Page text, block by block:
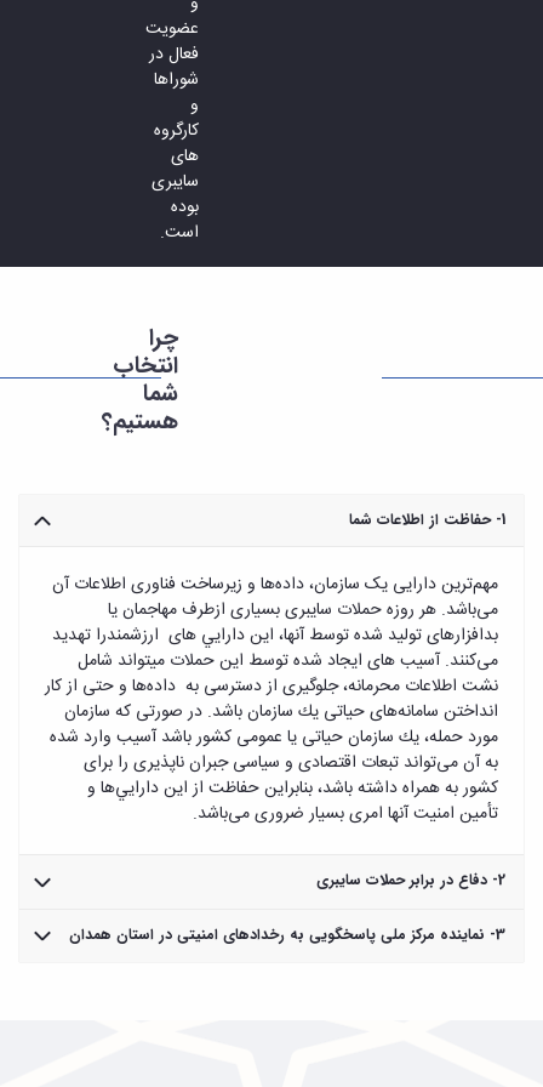
عضویت
فعال در
شوراها
و
کارگروه
های
سایبری
بوده
است.
چرا
انتخاب
شما
هستیم؟
1- حفاظت از اطلاعات شما
مهم‌ترين دارايى يک سازمان، داده‌ها و زيرساخت فناورى اطلاعات آن
می‌باشد. هر روزه حملات سايبرى بسيارى ازطرف مهاجمان يا
بدافزارهاى توليد شده توسط آنها، اين دارايي های ارزشمندرا تهديد
می‌كنند. آسيب هاى ايجاد شده توسط اين حملات ميتواند شامل
نشت اطلاعات محرمانه، جلوگيرى از دسترسى به داده‌ها و حتى از كار
انداختن سامانه‌هاى حياتى يك سازمان باشد. در صورتى كه سازمان
مورد حمله، يك سازمان حياتى يا عمومى كشور باشد آسيب وارد شده
به آن می‌تواند تبعات اقتصادى و سياسى جبران ناپذيرى را براى
كشور به همراه داشته باشد، بنابراين حفاظت از اين دارايي‌ها و
تأمين امنيت آنها امرى بسيار ضروری می‌باشد.
2- دفاع در برابر حملات سایبری
مهاجمان از آسيب‌پذيری‌هاى موجود در زيرساخت فناورى اطلاعات
سازمان برای طراحى و اجراى حملات بدافزارهاى خود بهره‌گيرى3- نماینده مرکز ملی پاسخگویی به رخدادهای امنیتی در استان همدان